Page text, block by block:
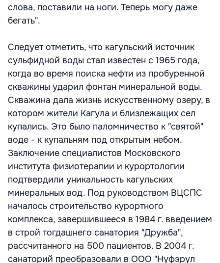
слова, поставили на ноги. Теперь могу даже
бегать".
Следует отметить, что кагульский источник
сульфидной воды стал известен с 1965 года,
когда во время поиска нефти из пробуренной
скважины ударил фонтан минеральной воды.
Скважина дала жизнь искусственному озеру, в
котором жители Кагула и близлежащих сел
купались. Это было паломничество к "святой"
воде - к купальням под открытым небом.
Заключение специалистов Московского
института физиотерапии и курортологии
подтвердили уникальность кагульских
минеральных вод. Под руководством ВЦСПС
началось строительство курортного
комплекса, завершившееся в 1984 г. введением
в строй тогдашнего санатория "Дружба",
рассчитанного на 500 пациентов. В 2004 г.
санаторий преобразовали в ООО "Нуфэрул